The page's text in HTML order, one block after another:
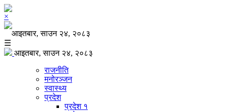
×
आइतबार, साउन २४, २०८३
☰
आइतबार, साउन २४, २०८३
राजनीति
मनोरञ्जन
स्वास्थ्य
प्रदेश
प्रदेश १